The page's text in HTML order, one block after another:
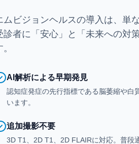
ムビジョンヘルスの導入は、単
診者に「安心」と「未来への対
AI解析による早期発見
認知症発症の先行指標である脳萎縮や白
います。
追加撮影不要
3D T1、2D T1、2D FLAIRに対応。普段